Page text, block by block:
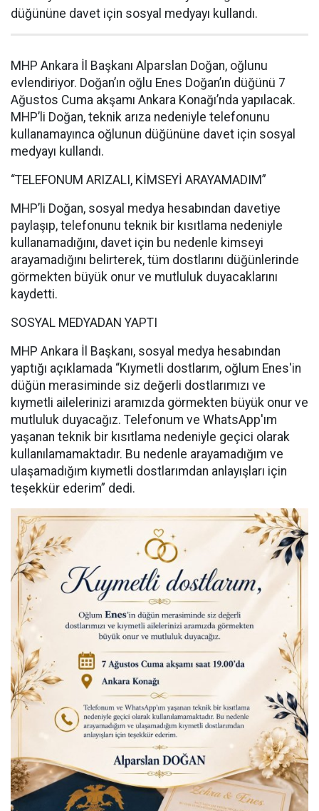
düğününe davet için sosyal medyayı kullandı.
MHP Ankara İl Başkanı Alparslan Doğan, oğlunu
evlendiriyor. Doğan’ın oğlu Enes Doğan’ın düğünü 7
Ağustos Cuma akşamı Ankara Konağı’nda yapılacak.
MHP’li Doğan, teknik arıza nedeniyle telefonunu
kullanamayınca oğlunun düğününe davet için sosyal
medyayı kullandı.
“TELEFONUM ARIZALI, KİMSEYİ ARAYAMADIM”
MHP’li Doğan, sosyal medya hesabından davetiye
paylaşıp, telefonunu teknik bir kısıtlama nedeniyle
kullanamadığını, davet için bu nedenle kimseyi
arayamadığını belirterek, tüm dostlarını düğünlerinde
görmekten büyük onur ve mutluluk duyacaklarını
kaydetti.
SOSYAL MEDYADAN YAPTI
MHP Ankara İl Başkanı, sosyal medya hesabından
yaptığı açıklamada “Kıymetli dostlarım, oğlum Enes'in
düğün merasiminde siz değerli dostlarımızı ve
kıymetli ailelerinizi aramızda görmekten büyük onur ve
mutluluk duyacağız. Telefonum ve WhatsApp'ım
yaşanan teknik bir kısıtlama nedeniyle geçici olarak
kullanılamamaktadır. Bu nedenle arayamadığım ve
ulaşamadığım kıymetli dostlarımdan anlayışları için
teşekkür ederim” dedi.